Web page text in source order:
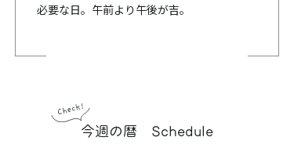
必要な日。午前より午後が吉。
今週の暦 Schedule